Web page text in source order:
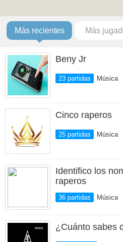
Más recientes Más
Beny Jr
23 partidas Música
Cinco raperos
25 partidas Música
Identifico los
raperos
36 partidas Música
¿Cuánto sabes